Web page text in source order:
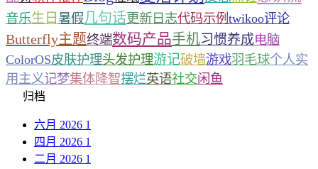
音乐生日 暑假几句话更新日志代码示例 twikoo评论
Butterfly主题终端数码产品手机习惯养成电脑
ColorOS皮肤护理头发护理游记破墙游戏羽毛球个人实
用主义记梦集体降智摆烂英语社交闲鱼
归档
六月 2026 1
四月 2026 1
二月 2026 1